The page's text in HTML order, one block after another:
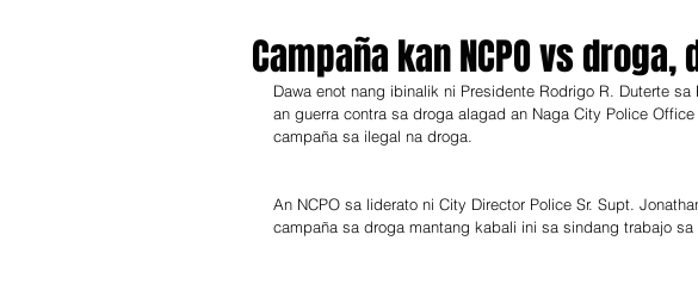
Campaña kan NCPO vs
Dawa enot nang ibinalik ni Presidente Rodrigo R. Duterte
an guerra contra sa droga alagad an Naga City Police
campaña sa ilegal na droga.
An NCPO sa liderato ni City Director Police Sr. Supt.
campaña sa droga mantang kabali ini sa sindang trabajo